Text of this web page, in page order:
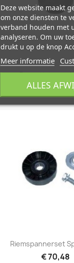
Snel
€ 4,24
Snel
Riemspannerset
€ 70,48
Deze website maakt
om onze diensten te
verband houden met
analyseren. Om uw
drukt u op de knop
Meer informatie
ALLES